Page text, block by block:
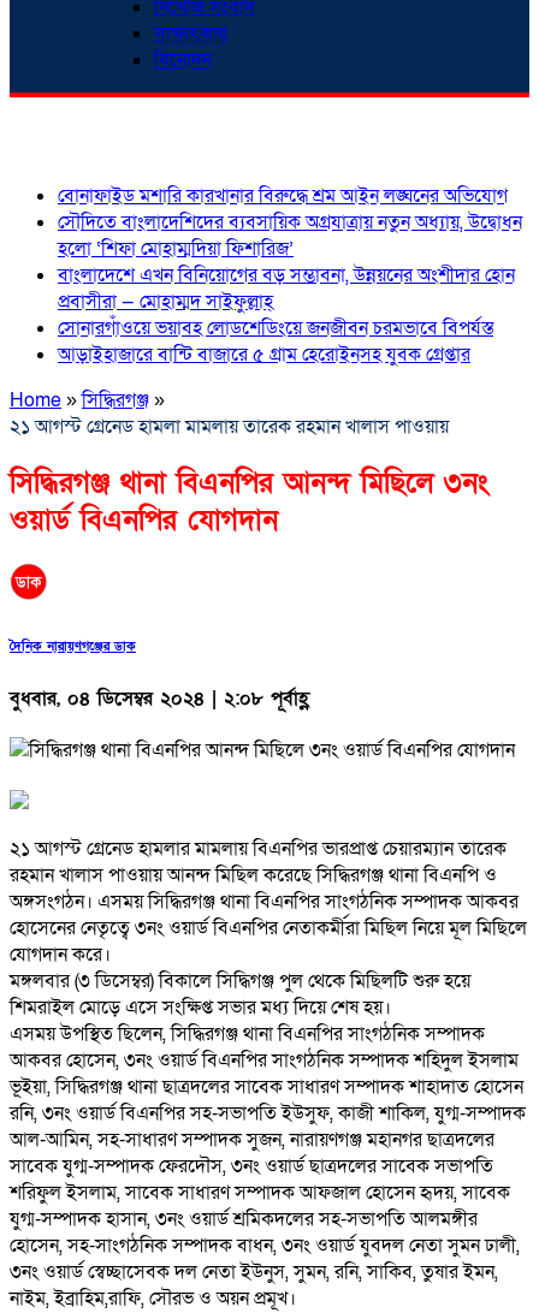
নিখোঁজ সংবাদ
সাক্ষাৎকার
বিনোদন
বোনাফাইড মশারি কারখানার বিরুদ্ধে শ্রম আইন লঙ্ঘনের অভিযোগ
সৌদিতে বাংলাদেশিদের ব্যবসায়িক অগ্রযাত্রায় নতুন অধ্যায়, উদ্বোধন
হলো ‘শিফা মোহাম্মদিয়া ফিশারিজ’
বাংলাদেশে এখন বিনিয়োগের বড় সম্ভাবনা, উন্নয়নের অংশীদার হোন
প্রবাসীরা — মোহাম্মদ সাইফুল্লাহ্
সোনারগাঁওয়ে ভয়াবহ লোডশেডিংয়ে জনজীবন চরমভাবে বিপর্যস্ত
আড়াইহাজারে বান্টি বাজারে ৫ গ্রাম হেরোইনসহ যুবক গ্রেপ্তার
Home»সিদ্ধিরগঞ্জ»
২১ আগস্ট গ্রেনেড হামলা মামলায় তারেক রহমান খালাস পাওয়ায়
সিদ্ধিরগঞ্জ থানা বিএনপির আনন্দ মিছিলে ৩নং
ওয়ার্ড বিএনপির যোগদান
দৈনিক নারায়ণগঞ্জের ডাক
বুধবার, ০৪ ডিসেম্বর ২০২৪ | ২:০৮ পূর্বাহ্ণ
২১ আগস্ট গ্রেনেড হামলার মামলায় বিএনপির ভারপ্রাপ্ত চেয়ারম্যান তারেক
রহমান খালাস পাওয়ায় আনন্দ মিছিল করেছে সিদ্ধিরগঞ্জ থানা বিএনপি ও
অঙ্গসংগঠন। এসময় সিদ্ধিরগঞ্জ থানা বিএনপির সাংগঠনিক সম্পাদক আকবর
হোসেনের নেতৃত্বে ৩নং ওয়ার্ড বিএনপির নেতাকর্মীরা মিছিল নিয়ে মূল মিছিলে
যোগদান করে।
মঙ্গলবার (৩ ডিসেম্বর) বিকালে সিদ্ধিগঞ্জ পুল থেকে মিছিলটি শুরু হয়ে
শিমরাইল মোড়ে এসে সংক্ষিপ্ত সভার মধ্য দিয়ে শেষ হয়।
এসময় উপস্থিত ছিলেন, সিদ্ধিরগঞ্জ থানা বিএনপির সাংগঠনিক সম্পাদক
আকবর হোসেন, ৩নং ওয়ার্ড বিএনপির সাংগঠনিক সম্পাদক শহিদুল ইসলাম
ভূইয়া, সিদ্ধিরগঞ্জ থানা ছাত্রদলের সাবেক সাধারণ সম্পাদক শাহাদাত হোসেন
রনি, ৩নং ওয়ার্ড বিএনপির সহ-সভাপতি ইউসুফ, কাজী শাকিল, যুগ্ম-সম্পাদক
আল-আমিন, সহ-সাধারণ সম্পাদক সুজন, নারায়ণগঞ্জ মহানগর ছাত্রদলের
সাবেক যুগ্ম-সম্পাদক ফেরদৌস, ৩নং ওয়ার্ড ছাত্রদলের সাবেক সভাপতি
শরিফুল ইসলাম, সাবেক সাধারণ সম্পাদক আফজাল হোসেন হৃদয়, সাবেক
যুগ্ম-সম্পাদক হাসান, ৩নং ওয়ার্ড শ্রমিকদলের সহ-সভাপতি আলমঙ্গীর
হোসেন, সহ-সাংগঠনিক সম্পাদক বাধন, ৩নং ওয়ার্ড যুবদল নেতা সুমন ঢালী,
৩নং ওয়ার্ড স্বেচ্ছাসেবক দল নেতা ইউনুস, সুমন, রনি, সাকিব, তুষার ইমন,
নাইম, ইব্রাহিম,রাফি, সৌরভ ও অয়ন প্রমূখ।